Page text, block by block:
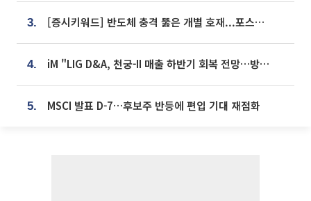
3. [증시키워드] 반도체 충격 뚫은 개별 호재...포스코퓨처엠·에코프로·한화솔루션 '눈길'
4. iM "LIG D&A, 천궁-II 매출 하반기 회복 전망…방산 톱픽 유지"
5. MSCI 발표 D-7…후보주 반등에 편입 기대 재점화